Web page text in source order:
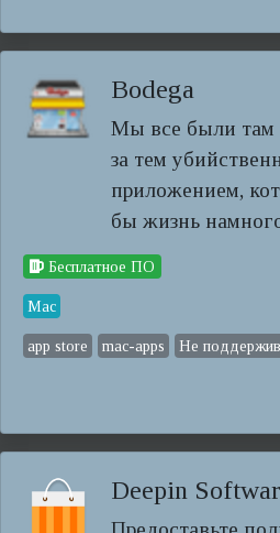
Bodega
Мы все были там
за тем
приложением,
бы жизнь
Бесплатное ПО
Mac
app store mac-apps Не
Deepin